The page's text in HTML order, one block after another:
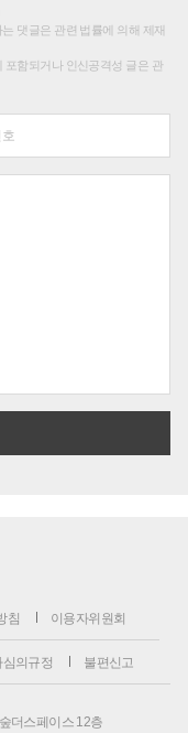
댓글은 관련 법률에 의해 제재
포함되거나 인신공격성 글은 관
침 이용자위원회
심의규정 불편신고
더스페이스 12층